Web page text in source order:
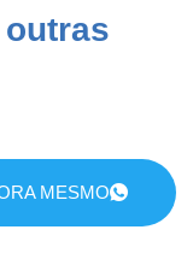
MESMO